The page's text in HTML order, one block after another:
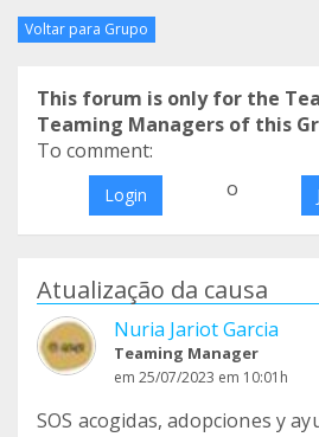
Voltar para Grupo
This forum is only for the
Teaming Managers of this
To comment:
Login o
Atualização da causa
Nuria Jariot Garcia
Teaming Manager
em 25/07/2023 em 10:01h
SOS acogidas, adopciones y